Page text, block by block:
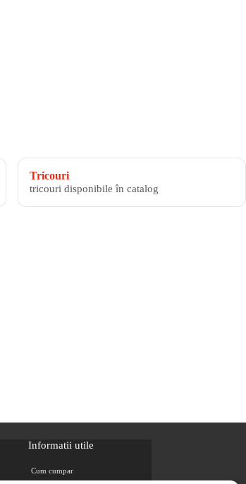
Tricouri
tricouri disponibile în catalog
Informatii utile
Cum cumpar